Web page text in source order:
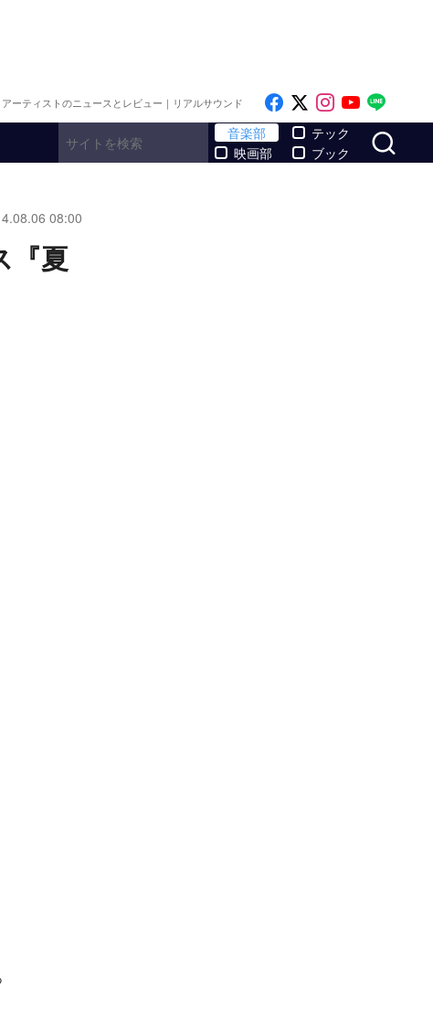
ーティストのニュースとレビュー｜リアルサウンド Like on Facebook
Follow on x
Follow on
Follow
音楽部
映画部
テック
ブック
08:00
『夏